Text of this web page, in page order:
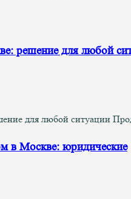
решение для любой
для любой ситуации
в Москве: юридические